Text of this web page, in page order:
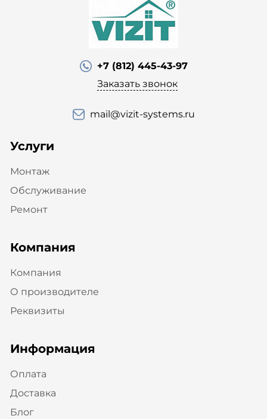
+7 (812) 445-43-97
Заказать звонок
mail@vizit-systems.ru
Услуги
Монтаж
Обслуживание
Ремонт
Компания
Компания
О производителе
Реквизиты
Информация
Оплата
Доставка
Блог